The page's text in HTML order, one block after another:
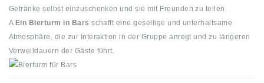
Getränke selbst einzuschenken und sie mit Freunden zu teilen.
A Ein Bierturm in Bars schafft eine gesellige und unterhaltsame
Atmosphäre, die zur Interaktion in der Gruppe anregt und zu längeren
Verweildauern der Gäste führt.